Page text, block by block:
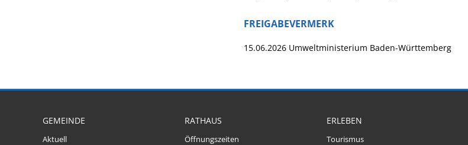
FREIGABEVERMERK
15.06.2026 Umweltministerium Baden-Württemberg
GEMEINDE
Aktuell
RATHAUS
Öffnungszeiten
ERLEBEN
Tourismus